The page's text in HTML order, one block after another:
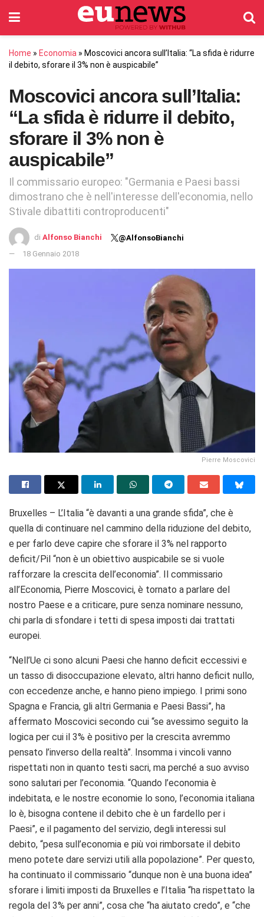
Home » Economia » Moscovici ancora sull’Italia: “La sfida è ridurre
il debito, sforare il 3% non è auspicabile”
Moscovici ancora sull’Italia:
“La sfida è ridurre il debito,
sforare il 3% non è
auspicabile”
Il commissario europeo: "Germania e Paesi bassi
dimostrano che è nell'interesse dell'economia, nello
Stivale dibattiti controproducenti"
di Alfonso Bianchi
@AlfonsoBianchi
18 Gennaio 2018
Pierre Moscovici
Bruxelles – L’Italia “è davanti a una grande sfida”, che è
quella di continuare nel cammino della riduzione del debito,
e per farlo deve capire che sforare il 3% nel rapporto
deficit/Pil “non è un obiettivo auspicabile se si vuole
rafforzare la crescita dell’economia”. Il commissario
all’Economia, Pierre Moscovici, è tornato a parlare del
nostro Paese e a criticare, pure senza nominare nessuno,
chi parla di sfondare i tetti di spesa imposti dai trattati
europei.
“Nell’Ue ci sono alcuni Paesi che hanno deficit eccessivi e
un tasso di disoccupazione elevato, altri hanno deficit nullo,
con eccedenze anche, e hanno pieno impiego. I primi sono
Spagna e Francia, gli altri Germania e Paesi Bassi”, ha
affermato Moscovici secondo cui “se avessimo seguito la
logica per cui il 3% è positivo per la crescita avremmo
pensato l’inverso della realtà”. Insomma i vincoli vanno
rispettati non in quanto testi sacri, ma perché a suo avviso
sono salutari per l’economia. “Quando l’economia è
indebitata, e le nostre economie lo sono, l’economia italiana
lo è, bisogna contene il debito che è un fardello per i
Paesi”, e il pagamento del servizio, degli interessi sul
debito, “pesa sull’economia e più voi rimborsate il debito
meno potete dare servizi utili alla popolazione”. Per questo,
ha continuato il commissario “dunque non è una buona idea”
sforare i limiti imposti da Bruxelles e l’Italia “ha rispettato la
regola del 3% per anni”, cosa che “ha aiutato credo”, e “che